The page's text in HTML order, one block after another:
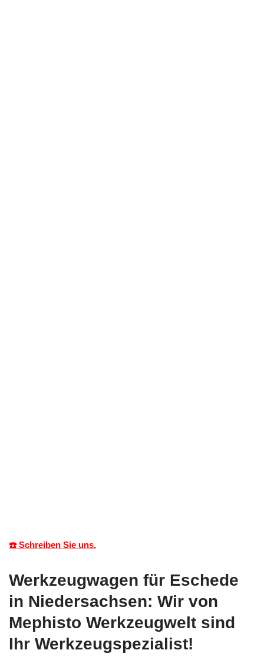
☎️ Schreiben Sie uns.
Werkzeugwagen für Eschede
in Niedersachsen: Wir von
Mephisto Werkzeugwelt sind
Ihr Werkzeugspezialist!